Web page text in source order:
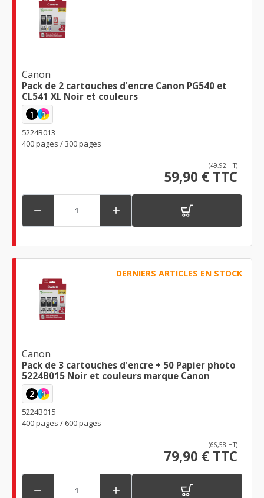
Canon
Pack de 2 cartouches d'encre Canon PG540 et
CL541 XL Noir et couleurs
1 1
5224B013
400 pages / 300 pages
(49,92 HT)
59,90 € TTC
 
DERNIERS ARTICLES EN STOCK
Canon
Pack de 3 cartouches d'encre + 50 Papier photo
5224B015 Noir et couleurs marque Canon
2 1
5224B015
400 pages / 600 pages
(66,58 HT)
79,90 € TTC
 